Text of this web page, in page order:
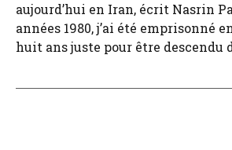
aujourd’hui en Iran, écrit Nasrin
années 1980, j’ai été emprisonné
huit ans juste pour être descendu